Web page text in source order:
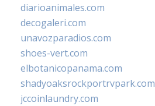
diarioanimales.com
decogaleri.com
unavozparadios.com
shoes-vert.com
elbotanicopanama.com
shadyoaksrockportrvpark.com
jccoinlaundry.com